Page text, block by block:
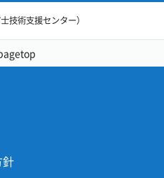
技術支援センター）